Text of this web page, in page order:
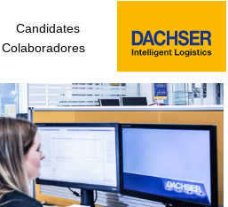
Candidates
Colaboradores